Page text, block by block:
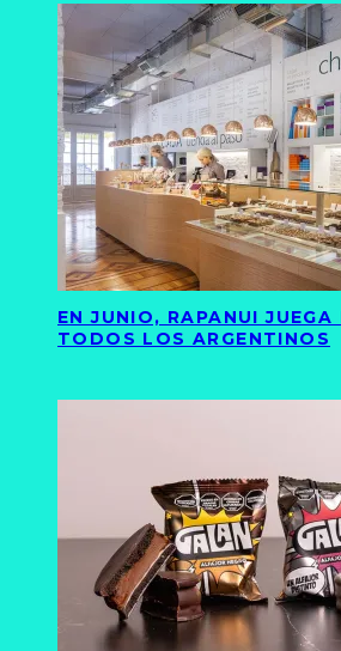
EN JUNIO, RAPANUI JUEGA
TODOS LOS ARGENTINOS